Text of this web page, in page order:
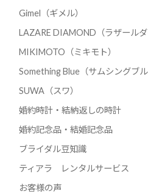
Gimel（ギメル）
LAZARE DIAMOND（ラザールダ
MIKIMOTO（ミキモト）
Something Blue（サムシングブル
SUWA（スワ）
婚約時計・結納返しの時計
婚約記念品・結婚記念品
ブライダル豆知識
ティアラ レンタルサービス
お客様の声